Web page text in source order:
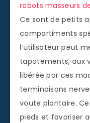
robots masseurs
Ce sont de petits
compartiments
l’utilisateur peut
tapotements, aux
libérée par ces
terminaisons
voute plantaire.
pieds et favoriser